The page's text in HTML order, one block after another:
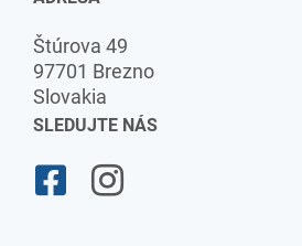
Štúrova 49
97701 Brezno
Slovakia
SLEDUJTE NÁS